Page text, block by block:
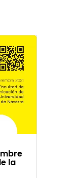
la